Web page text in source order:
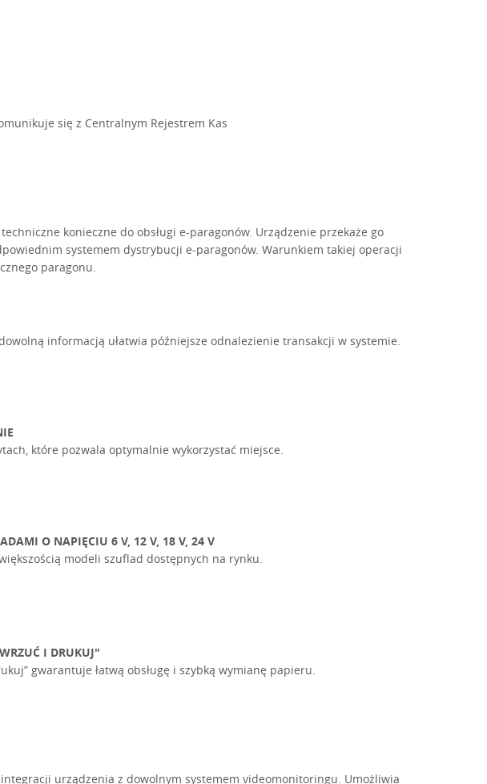
się z Centralnym Rejestrem Kas
konieczne do obsługi e-paragonów. Urządzenie przekaże go
systemem dystrybucji e-paragonów. Warunkiem takiej operacji
paragonu.
informacją ułatwia późniejsze odnalezienie transakcji w systemie.
które pozwala optymalnie wykorzystać miejsce.
O NAPIĘCIU 6 V, 12 V, 18 V, 24 V
modeli szuflad dostępnych na rynku.
I DRUKUJ"
gwarantuje łatwą obsługę i szybką wymianę papieru.
urządzenia z dowolnym systemem videomonitoringu. Umożliwia